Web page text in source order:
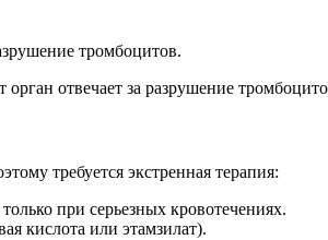
тромбоцитов.
отвечает за разрушение
требуется экстренная терапия:
при серьезных кровотечениях.
кислота или этамзилат).